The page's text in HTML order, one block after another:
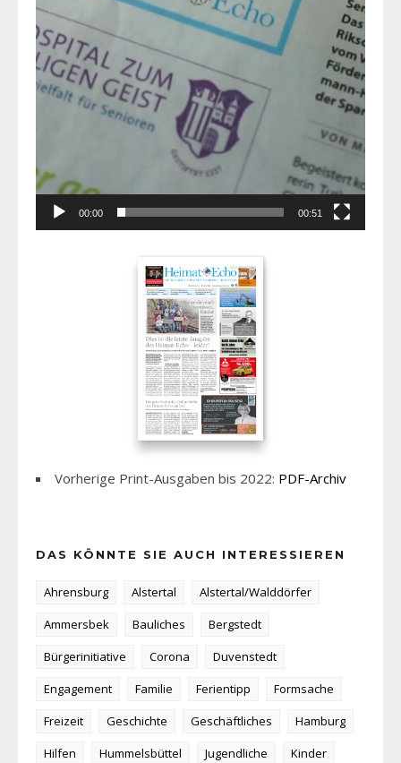
00:00 00:51
Vorherige Print-Ausgaben bis 2022: PDF-Archiv
DAS KÖNNTE SIE AUCH INTERESSIEREN
Ahrensburg Alstertal
Alstertal/Walddörfer
Ammersbek
Bauliches
Bergstedt
Bürgerinitiative
Corona
Duvenstedt
Engagement
Familie Ferientipp
Formsache
Freizeit
Geschichte Geschäftliches
Hamburg
Hilfen
Hummelsbüttel Jugendliche
Kinder